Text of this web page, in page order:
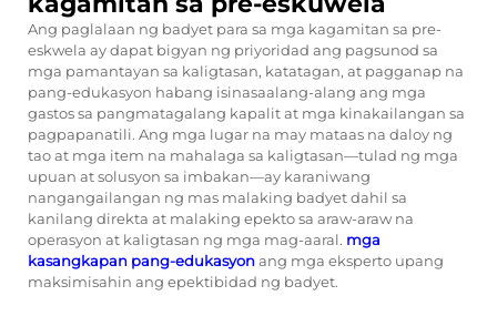
Ang paglalaan ng badyet para sa mga kagamitan sa pre-
eskwela ay dapat bigyan ng priyoridad ang pagsunod sa
mga pamantayan sa kaligtasan, katatagan, at pagganap na
pang-edukasyon habang isinasaalang-alang ang mga
gastos sa pangmatagalang kapalit at mga kinakailangan sa
pagpapanatili. Ang mga lugar na may mataas na daloy ng
tao at mga item na mahalaga sa kaligtasan—tulad ng mga
upuan at solusyon sa imbakan—ay karaniwang
nangangailangan ng mas malaking badyet dahil sa
kanilang direkta at malaking epekto sa araw-araw na
operasyon at kaligtasan ng mga mag-aaral. mga
kasangkapan pang-edukasyonang mga eksperto upang
maksimisahin ang epektibidad ng badyet.